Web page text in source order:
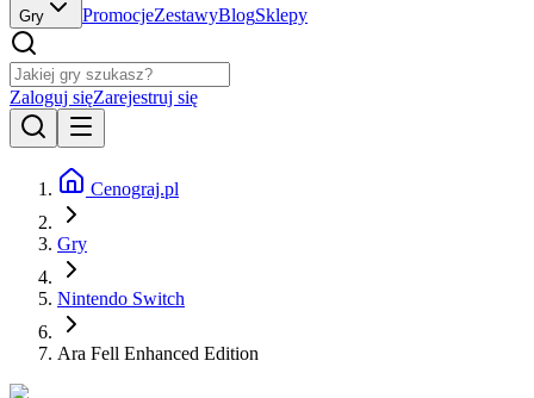
Gry PromocjeZestawyBlogSklepy
Zaloguj sięZarejestruj się
Cenograj.pl
Gry
Nintendo Switch
Ara Fell Enhanced Edition